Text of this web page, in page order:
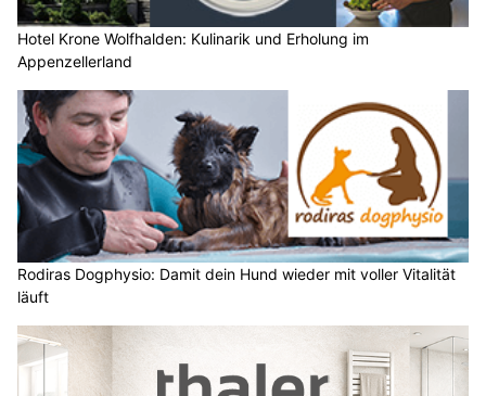
Hotel Krone Wolfhalden: Kulinarik und Erholung im
Appenzellerland
Rodiras Dogphysio: Damit dein Hund wieder mit voller Vitalität
läuft